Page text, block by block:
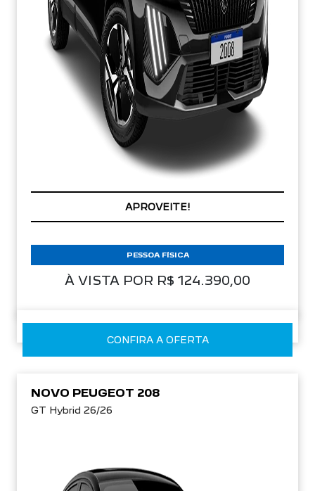
PREÇOS REDUZIDOS
À VISTA POR R$ 124.390,00
PESSOA FÍSICA
CONFIRA A OFERTA
NOVO PEUGEOT 208
GT Hybrid 26/26